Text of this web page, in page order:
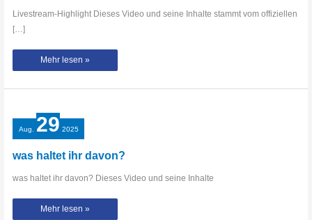
Livestream-Highlight Dieses Video und seine Inhalte stammt vom offiziellen
[…]
Livestream-
Mehr lesen »
Aug. 29 2025
was haltet ihr davon?
was haltet ihr davon? Dieses Video und seine Inhalte
was
Mehr lesen »